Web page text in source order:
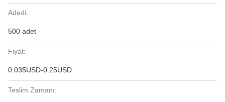
Adedi:
500 adet
Fiyat:
0.035USD-0.25USD
Teslim Zamanı: